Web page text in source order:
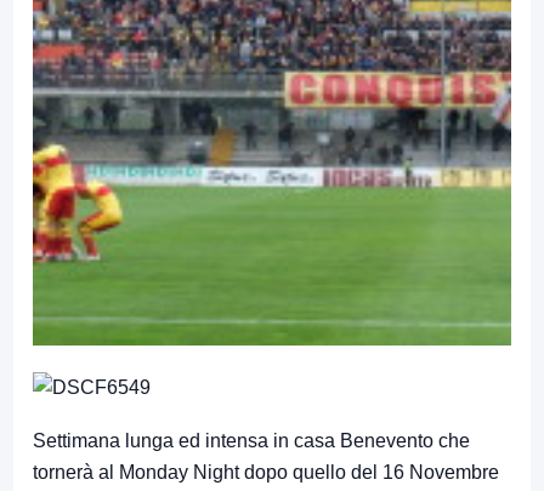
Settimana lunga ed intensa in casa Benevento che
tornerà al Monday Night dopo quello del 16 Novembre